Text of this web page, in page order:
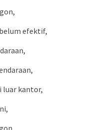
efektif,
luar kantor,